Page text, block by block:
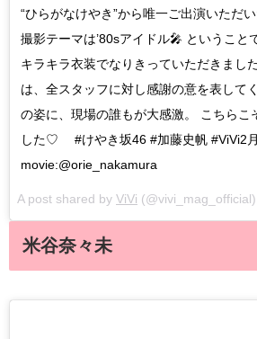
“ひらがなけやき”から唯一ご出演いただ
撮影テーマは’80sアイドル🎤 ということ
キラキラ衣装でなりきっていただきま
は、全スタッフに対し感謝の意を表して
の姿に、現場の誰もが大感激。 こちらこ
した♡ #けやき坂46 #加藤史帆 #ViVi2
movie:@orie_nakamura
A post shared by ViVi
米谷奈々未